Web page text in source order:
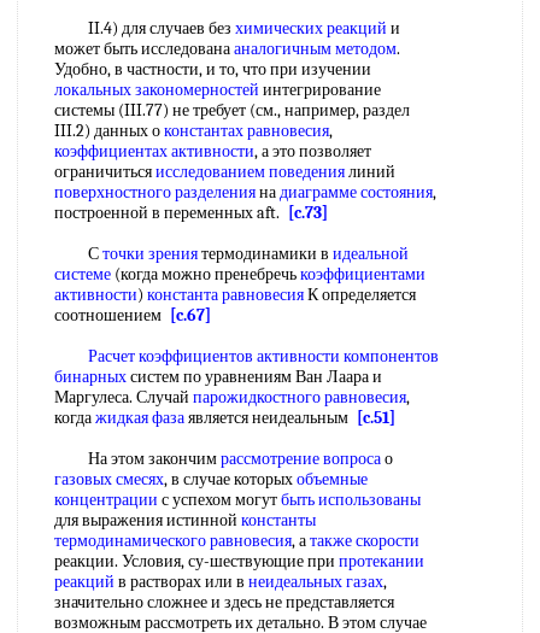
II.4) для случаев без химических реакций и
может быть исследованааналогичным методом.
Удобно, в частности, и то, что при изучении
локальных закономерностей интегрирование
системы (III.77) не требует (см., например, раздел
III.2) данных оконстантах равновесия,
коэффициентах активности, а это позволяет
ограничитьсяисследованием поведениялиний
поверхностного разделениянадиаграмме состояния,
построенной в переменных aft.
[c.73]
Сточки зрениятермодинамики в идеальной
системе (когда можно пренебречькоэффициентами
активности) константа равновесияК определяется
соотношением [c.67]
Расчет коэффициентов активности компонентов
бинарныхсистем по уравнениям Ван Лаара и
Маргулеса. Случай парожидкостного равновесия,
когдажидкая фазаявляется неидеальным [c.51]
На этом закончимрассмотрение вопросао
газовых смесях, в случае которыхобъемные
концентрации с успехом могутбыть использованы
для выражения истинной константы
термодинамического равновесия, атакже скорости
реакции. Условия, су-шествующие при протекании
реакций в растворах или в неидеальных газах,
значительно сложнее и здесь не представляется
возможным рассмотреть их детально. В этом случае